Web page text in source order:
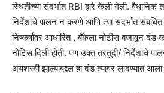
स्थितीच्या संदर्भात RBI द्वारे केली गेली.
निर्देशांचे पालन न करणे आणि त्या संदर्भात संबंधित
निष्कर्षांवर आधारित , बँकेला नोटीस बजावून दंड
नोटिस दिली होती. पण उक्त तरतुदी/ निर्देशांचे
अयशस्वी झाल्याबद्दल हा दंड त्यावर लादण्यात